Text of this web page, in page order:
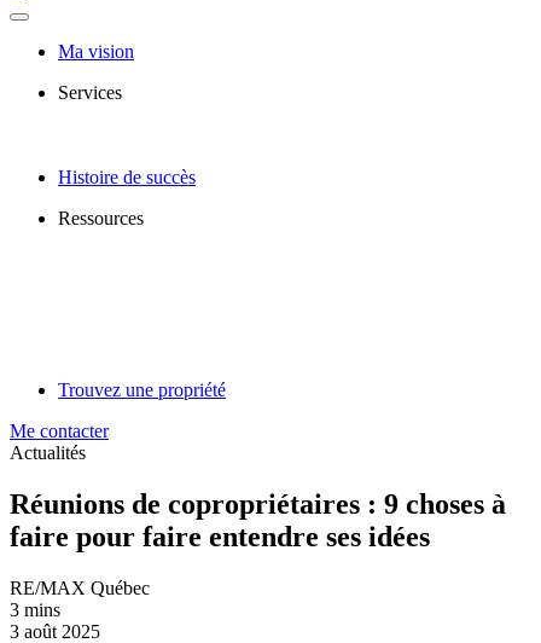
Ma vision
Services
Histoire de succès
Ressources
Trouvez une propriété
Me contacter
Actualités
Réunions de copropriétaires : 9 choses à
faire pour faire entendre ses idées
RE/MAX Québec
3 mins
3 août 2025